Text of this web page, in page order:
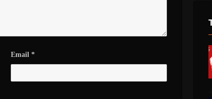
Email *